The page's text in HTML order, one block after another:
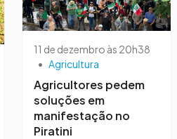
11 de dezembro às 20h38
• Agricultura
Agricultores pedem
soluções em
manifestação no
Piratini